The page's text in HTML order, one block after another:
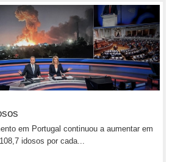
em Portugal continuou a aumentar em
idosos por cada...